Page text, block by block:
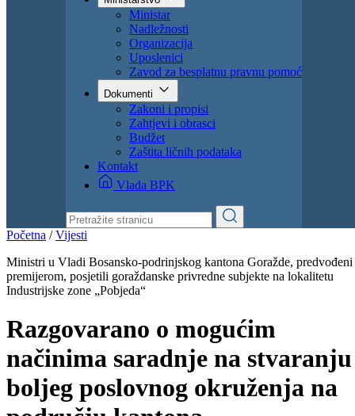
Obavještenja
Javne rasprave
Ministarstvo
Ministar
Nadležnosti
Organizacija
Uposlenici
Zavod za besplatnu pravnu pomoć
Dokumenti
Zakoni i propisi
Zahtjevi i obrasci
Budžet
Zaštita ličnih podataka
Kontakt
Vlada BPK
Početna/Vijesti
premijerom, posjetili goraždanske privredne subjekte na lokalitetu
Industrijske zone „Pobjeda“
Razgovarano o mogućim
načinima saradnje na stvaranju